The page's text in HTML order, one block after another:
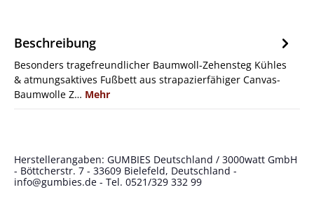
Beschreibung
Besonders tragefreundlicher Baumwoll-Zehensteg Kühles
& atmungsaktives Fußbett aus strapazierfähiger Canvas-
Baumwolle Z… Mehr
Herstellerangaben: GUMBIES Deutschland / 3000watt GmbH
- Böttcherstr. 7 - 33609 Bielefeld, Deutschland -
info@gumbies.de - Tel. 0521/329 332 99